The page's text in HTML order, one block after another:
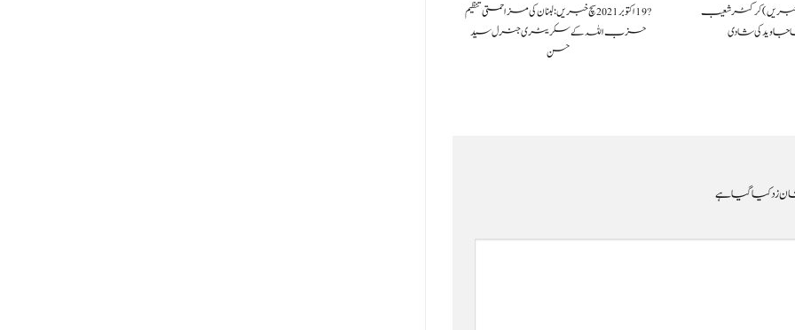
(سچ خبریں) کرکٹر شعیب
جاوید کی شادی
?️ 19 اکتوبر 2021سچ خبریں:لبنان کی مزاحمتی تنظیم
حزب اللہ کے سکریٹری جنرل سید
حسن
زد کیا گیا ہے